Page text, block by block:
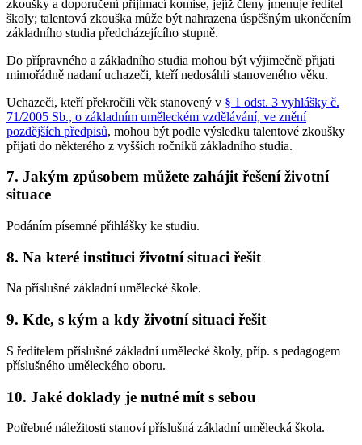
zkoušky a doporučení přijímací komise, jejíž členy jmenuje ředitel
školy; talentová zkouška může být nahrazena úspěšným ukončením
základního studia předcházejícího stupně.
Do přípravného a základního studia mohou být výjimečně přijati
mimořádně nadaní uchazeči, kteří nedosáhli stanoveného věku.
Uchazeči, kteří překročili věk stanovený v § 1 odst. 3 vyhlášky č.
71/2005 Sb., o základním uměleckém vzdělávání, ve znění
pozdějších předpisů, mohou být podle výsledku talentové zkoušky
přijati do některého z vyšších ročníků základního studia.
7. Jakým způsobem můžete zahájit řešení životní
situace
Podáním písemné přihlášky ke studiu.
8. Na které instituci životní situaci řešit
Na příslušné základní umělecké škole.
9. Kde, s kým a kdy životní situaci řešit
S ředitelem příslušné základní umělecké školy, příp. s pedagogem
příslušného uměleckého oboru.
10. Jaké doklady je nutné mít s sebou
Potřebné náležitosti stanoví příslušná základní umělecká škola.